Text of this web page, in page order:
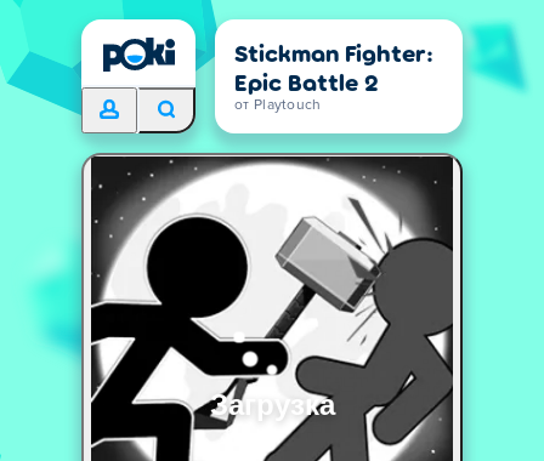
Stickman Fighter:
Epic Battle 2
от Playtouch
Загрузка